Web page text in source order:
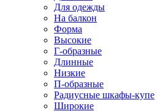
Для одежды
На балкон
Форма
Высокие
Г-образные
Длинные
Низкие
П-образные
Радиусные шкафы-купе
Широкие